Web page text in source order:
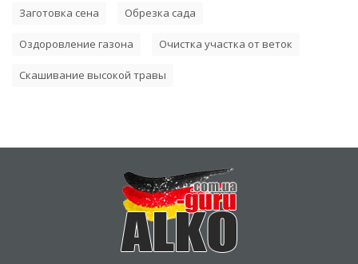
Заготовка сена Обрезка сада
Оздоровление газона Очистка участка от веток
Скашивание высокой травы